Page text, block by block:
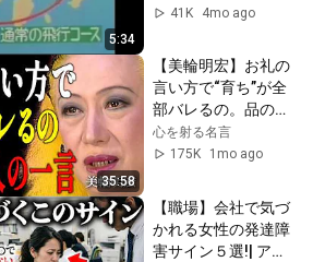
5:34
道 41K
4mo ago
35:58
【美輪明宏】お礼の
言い方で“育ち”が全
部バレるの。品のあ
る人のたった一言を
教えるわ｜偉人｜名
哲学｜
心を射る名言
175K
1mo ago
【職場】会社で気づ
かれる女性の発達障
害サイン５選!| アス